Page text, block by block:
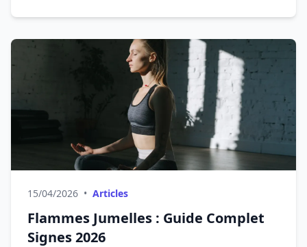
15/04/2026 • Articles
Flammes Jumelles : Guide Complet
Signes 2026